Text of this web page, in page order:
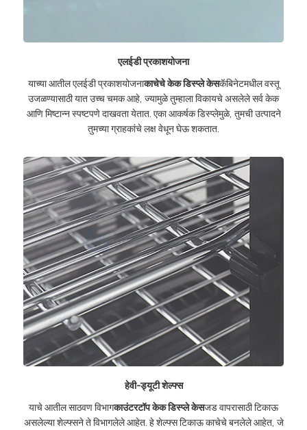
एलईडी प्रकाशयोजना
याच्या आतील एलईडी प्रकाशयोजनाकाचेचे केक डिस्प्ले केसकॅबिनेटमधील वस्तू
उजळण्यासाठी यात उच्च चमक आहे, ज्यामुळे तुम्हाला विकायचे असलेले सर्व केक
आणि मिष्टान्न स्पष्टपणे दाखवता येतात. एका आकर्षक डिस्प्लेमुळे, तुमची उत्पादने
तुमच्या ग्राहकांचे लक्ष वेधून घेऊ शकतात.
हेवी-ड्यूटी शेल्फ्स
याचे आतील साठवण विभागकाउंटरटॉप केक डिस्प्ले केसजड वापरासाठी टिकाऊ
असलेल्या शेल्फ्सने ते विभागलेले आहेत. हे शेल्फ्स टिकाऊ काचेचे बनलेले आहेत, जे